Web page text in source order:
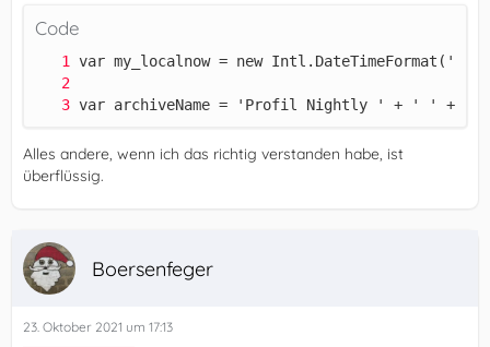
Code
var archiveName = 'Profil Nightly ' + ' ' +
Alles andere, wenn ich das richtig verstanden habe, ist
überflüssig.
Boersenfeger
23. Oktober 2021 um 17:13